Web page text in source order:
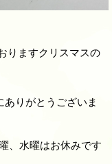
りますクリスマスの
りがとうございま
、水曜はお休みです